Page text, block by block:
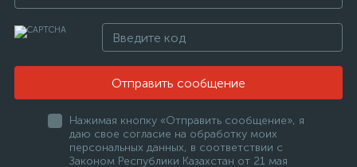
Отправить сообщение
Нажимая кнопку «Отправить сообщение», я
даю свое согласие на обработку моих
персональных данных, в соответствии с
Законом Республики Казахстан от 21 мая